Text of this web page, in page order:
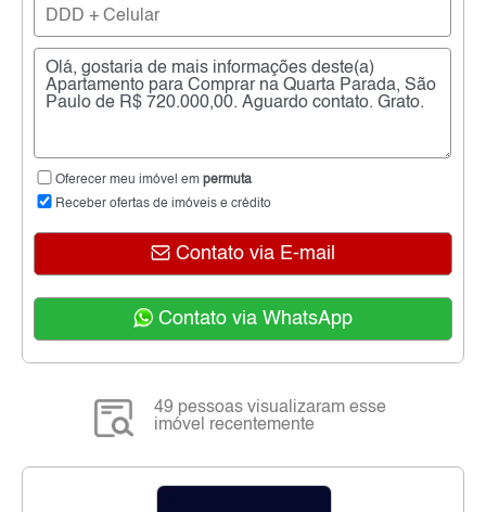
Oferecer meu imóvel em permuta
Receber ofertas de imóveis e crédito
Contato via E-mail
Contato via WhatsApp
49 pessoas visualizaram esse
imóvel recentemente